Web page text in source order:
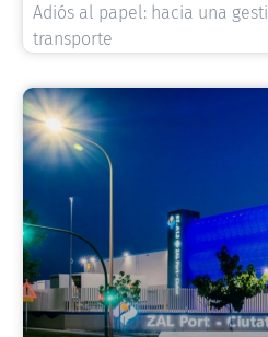
Adiós al papel: hacia una
transporte